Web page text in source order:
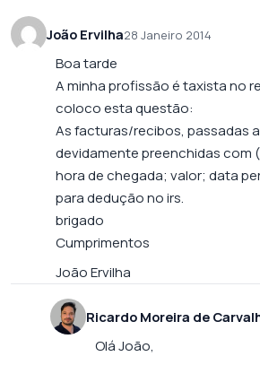
João Ervilha28 Janeiro 2014
Boa tarde
A minha profissão é taxista no
coloco esta questão:
As facturas/recibos, passadas
devidamente preenchidas com
hora de chegada; valor; data
para dedução no irs.
brigado
Cumprimentos
João Ervilha
Ricardo Moreira de
Olá João,